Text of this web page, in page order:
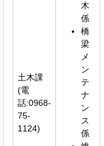
土木課
(電
話:0968-
75-
1124)
木
係
橋
梁
メ
ン
テ
ナ
ン
ス
係